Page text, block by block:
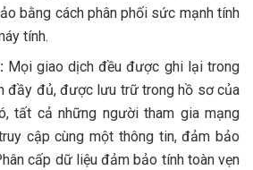
bằng cách phân phối sức mạnh tính
tính.
Mọi giao dịch đều được ghi lại trong
đầy đủ, được lưu trữ trong hồ sơ của
tất cả những người tham gia mạng
cập cùng một thông tin, đảm bảo
cấp dữ liệu đảm bảo tính toàn vẹn